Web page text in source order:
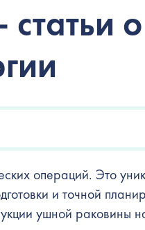
о
операций. Это
и точной
ушной раковины